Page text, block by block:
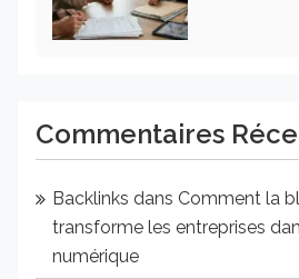
Commentaires
Backlinks dans Comment la
transforme les entreprises
numérique